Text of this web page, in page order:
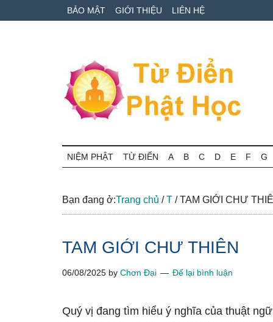
to
to
qua
BẢO MẬT GIỚI THIỆU LIÊN HỆ
Từ
điển
Phật
cứu
thuật
Phật
học
NIỆM PHẬT TỪ ĐIỂN A B C D E F G
Bạn đang ở:Trang chủ / T /TAM GIỚI CHƯ
TAM GIỚI CHƯ THIÊN
06/08/2025 by Chơn Đại Để lại bình luận
Quý vị đang tìm hiểu ý nghĩa của thuật